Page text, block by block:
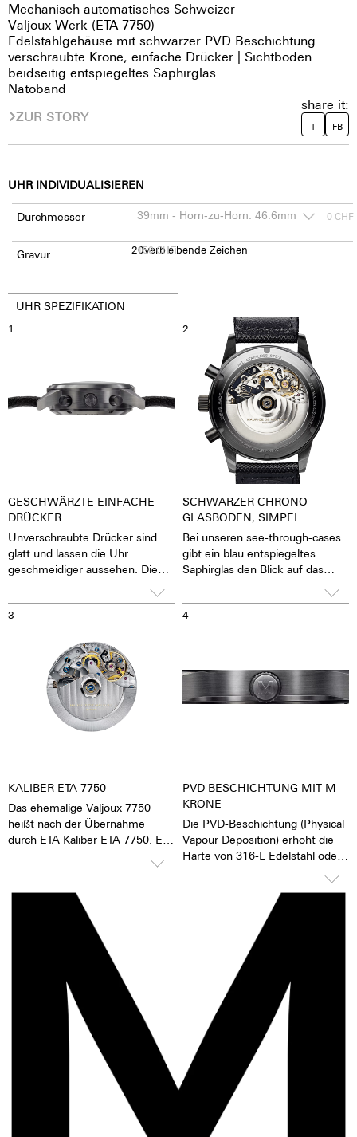
Mechanisch-automatisches Schweizer
Valjoux Werk (ETA 7750)
Edelstahlgehäuse mit schwarzer PVD Beschichtung
verschraubte Krone, einfache Drücker | Sichtboden
beidseitig entspiegeltes Saphirglas
Natoband
ZUR STORY
share it:
T FB
UHR INDIVIDUALISIEREN
Durchmesser 0 CHF
Gravur 150CHF
20verbleibende Zeichen
UHR SPEZIFIKATION
1
GESCHWÄRZTE EINFACHE
DRÜCKER
Unverschraubte Drücker sind
glatt und lassen die Uhr
geschmeidiger aussehen. Die
durch Knopfdruck auf die
Drücker betätigen.
2
SCHWARZER CHRONO
GLASBODEN, SIMPEL
Bei unseren see-through-cases
gibt ein blau entspiegeltes
Saphirglas den Blick auf das
das Gefühl, die Seele des
mechanischen
beschrifteten Rotor wird jede
Uhr zu einem hochemotionalen
3
KALIBER ETA 7750
Das ehemalige Valjoux 7750
heißt nach der Übernahme
durch ETA Kaliber ETA 7750. Es
Zeiten. Eine hohe
Ganggenauigkeit und große
Robustheit zeichnen dieses
TOP Ausführung
Es hat 25 Steine,
der Rotor ist kugelgelagert, es
ist einseitig aufziehend. Das
7750 hat ein 1/8-Sekunden
Zähler, einen 30-Minuten Zähler,
einen 12-Stunden Zähler, 28.800
Halbschwingungen pro Stunde
und eine Gangreserve von ca. 44
4
PVD BESCHICHTUNG MIT M-
KRONE
Die PVD-Beschichtung (Physical
Vapour Deposition) erhöht die
Härte von 316-L Edelstahl oder
Oberflächenstruktur bleibt
länger erhalten. Bei der
Bedampfung des Materials
werden Ionen-Teilchen des
Ursprungsmaterials durch
„andersfarbige“ ersetzt. Es
entsteht eine schöne tiefe
Schwärze. Die Krone ist immer
mit einem M verschönert.